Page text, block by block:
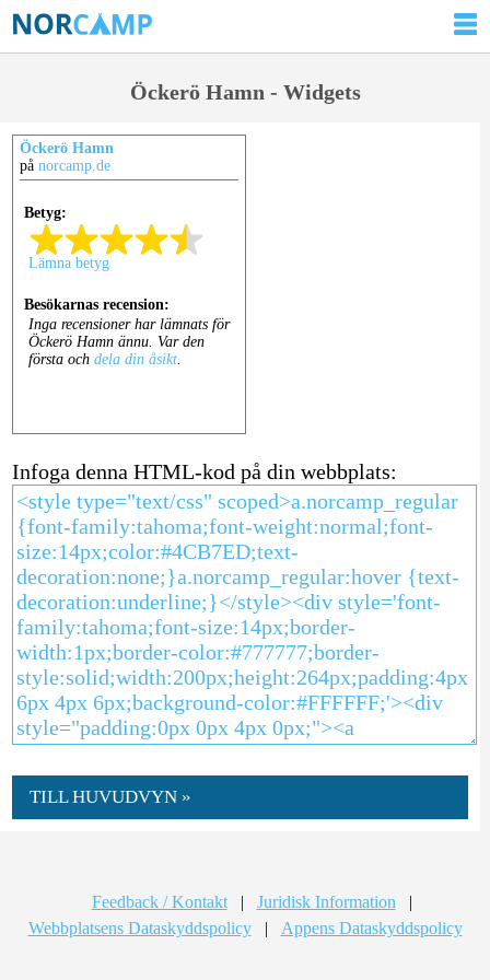
Öckerö Hamn - Widgets
Öckerö Hamn
på norcamp.de
Infoga denna HTML-kod på din webbplats:
TILL HUVUDVYN »
Feedback / Kontakt | Juridisk Information
|
Webbplatsens Dataskyddspolicy
| Appens Dataskyddspolicy